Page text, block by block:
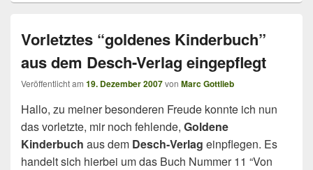
Vorletztes “goldenes Kinderbuch”
aus dem Desch-Verlag eingepflegt
Veröffentlicht am 19. Dezember 2007von Marc Gottlieb
Hallo, zu meiner besonderen Freude konnte ich nun
das vorletzte, mir noch fehlende, Goldene
Kinderbuch aus dem Desch-Verlag einpflegen. Es
handelt sich hierbei um das Buch Nummer 11 “Von